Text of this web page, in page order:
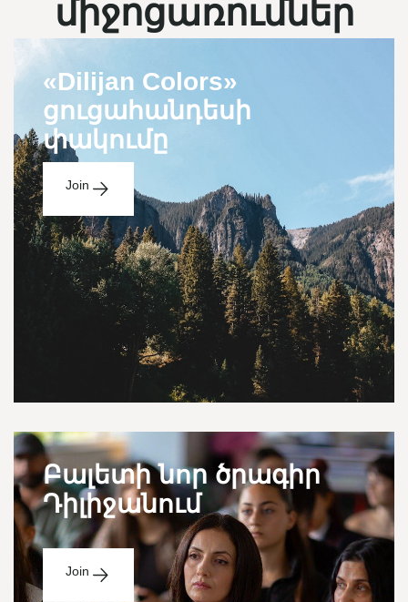
միջոցառումներ
«Dilijan Colors»
ցուցահանդեսի
փակումը
Join
Բալետի նոր ծրագիր
Դիլիջանում
Join